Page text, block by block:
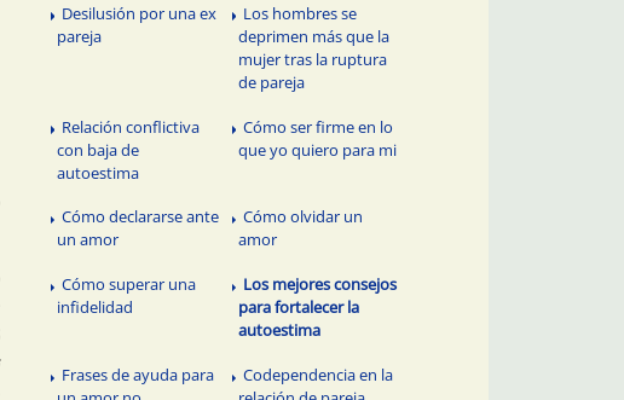
Desilusión por una ex
pareja
Los hombres se
deprimen más que la
mujer tras la ruptura
de pareja
Relación conflictiva
con baja de
autoestima
Cómo ser firme en lo
que yo quiero para mi
Cómo declararse ante
un amor
Cómo olvidar un
amor
Cómo superar una
infidelidad
Los mejores consejos
para fortalecer la
autoestima
Frases de ayuda para
Codependencia en la